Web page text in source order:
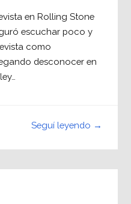
en Rolling Stone
escuchar poco y
como
desconocer en
Seguí leyendo →